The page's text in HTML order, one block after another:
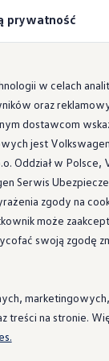
w domu
w trasie
stopniu
nierdzewnej
samochodu.
prywatność
w celach
oraz
dostawcom
jest
Oddział w Polsce,
Serwis
zgody na
może
swoją zgodę
marketingowych,
treści na stronie.